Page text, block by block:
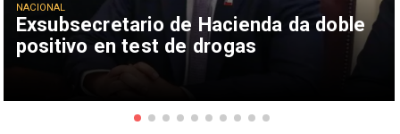
Exsubsecretario de Hacienda da doble
positivo en test de drogas
NACIONAL